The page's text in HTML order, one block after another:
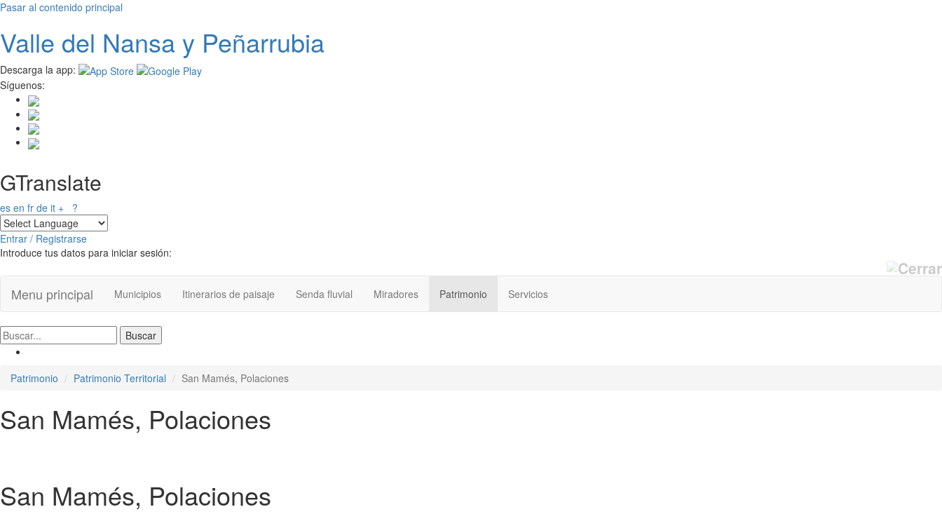
Pasar al contenido principal
Valle del Nansay Peñarrubia
Descarga la app:
Síguenos:
GTranslate
es en fr de it + ?
Entrar / Registrarse
Introduce tus datos para iniciar sesión:
Menu principal Municipios Itinerarios de paisaje Senda fluvial Miradores Patrimonio Servicios
Patrimonio Patrimonio Territorial San Mamés, Polaciones
San Mamés, Polaciones
San Mamés, Polaciones